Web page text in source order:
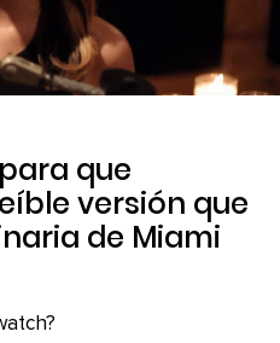
para que
versión que
de Miami